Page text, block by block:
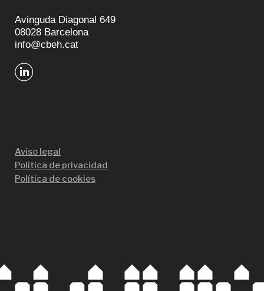
Avinguda Diagonal 649
08028 Barcelona
info@cbeh.cat
Aviso legal
Política de privacidad
Política de cookies